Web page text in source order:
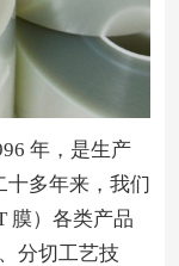
年，是生产
十多年来，我们
膜）各类产品
分切工艺技